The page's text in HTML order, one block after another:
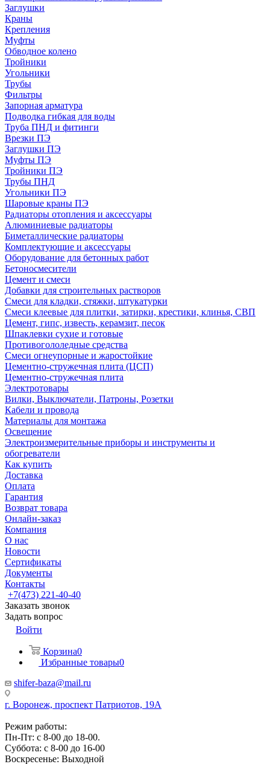
Заглушки
Краны
Крепления
Муфты
Обводное колено
Тройники
Угольники
Трубы
Фильтры
Запорная арматура
Подводка гибкая для воды
Труба ПНД и фитинги
Врезки ПЭ
Заглушки ПЭ
Муфты ПЭ
Тройники ПЭ
Трубы ПНД
Угольники ПЭ
Шаровые краны ПЭ
Радиаторы отопления и аксессуары
Алюминиевые радиаторы
Биметаллические радиаторы
Комплектующие и аксессуары
Оборудование для бетонных работ
Бетоносмесители
Цемент и смеси
Добавки для строительных растворов
Смеси для кладки, стяжки, штукатурки
Смеси клеевые для плитки, затирки, крестики, клинья, СВП
Цемент, гипс, известь, керамзит, песок
Шпаклевки сухие и готовые
Противогололедные средства
Смеси огнеупорные и жаростойкие
Цементно-стружечная плита (ЦСП)
Цементно-стружечная плита
Электротовары
Вилки, Выключатели, Патроны, Розетки
Кабели и провода
Материалы для монтажа
Освещение
Электроизмерительные приборы и инструменты и
обогреватели
Как купить
Доставка
Оплата
Гарантия
Возврат товара
Онлайн-заказ
Компания
О нас
Новости
Сертификаты
Документы
Контакты
+7(473) 221-40-40
Заказать звонок
Задать вопрос
Войти
Корзина0
Избранные товары0
shifer-baza@mail.ru
г. Воронеж, проспект Патриотов, 19А
Режим работы:
Пн-Пт: с 8-00 до 18-00.
Суббота: с 8-00 до 16-00
Воскресенье: Выходной